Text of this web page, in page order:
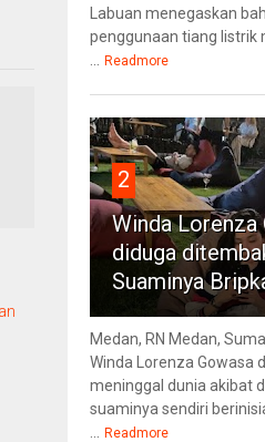
Labuan menegaskan
penggunaan tiang listrik
Readmore
2
Winda Lorenza
diduga
Suaminya
Medan, RN Medan,
Winda Lorenza Gowasa
meninggal dunia akibat
suaminya sendiri
Readmore